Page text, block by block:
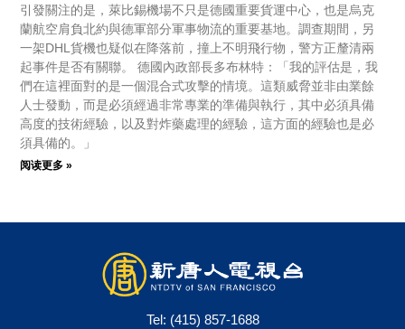
引發關注的是，萊比錫機場不只是德國重要貨運中心，也是烏克
蘭航空肩負北約與德軍部分軍事物流的重要基地。調查期間，另
一架DHL貨機也疑似在降落前，撞上不明飛行物，警方正釐清兩
起事件是否有關聯。 德國內政部長多布林特：「我的評估是，我
們在這裡面對的是一個混合式攻擊的情境。這類威脅並非由業餘
人士發動，而是必須經過非常專業的準備與執行，其中必須具備
高度的技術經驗，以及對炸藥處理的經驗，這方面的經驗也是必
須具備的。」
阅读更多 »
Tel: (415) 857-1688